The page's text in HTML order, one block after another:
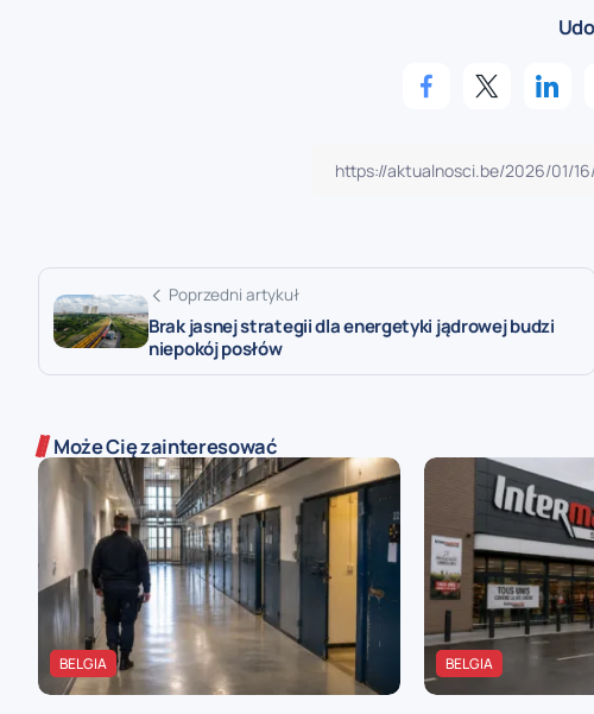
Poprzedni artykuł
Brak jasnej strategii dla energetyki jądrowej budzi
niepokój posłów
Może Cię zainteresować
BELGIA BELGIA